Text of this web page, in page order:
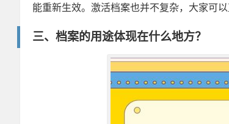
能重新生效。激活档案也并不复杂，大家可
三、档案的用途体现在什么地方？